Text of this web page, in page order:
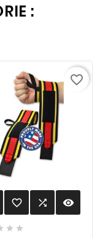
:
favorite_border  visibility
 
favorite_border